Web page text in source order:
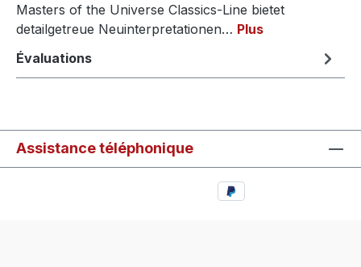
Masters of the Universe Classics-Line bietet
detailgetreue Neuinterpretationen… Plus
Évaluations
Assistance téléphonique